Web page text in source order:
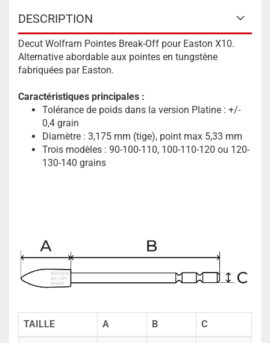
DESCRIPTION
Decut Wolfram Pointes Break-Off pour Easton X10.
Alternative abordable aux pointes en tungstène
fabriquées par Easton.
Caractéristiques principales :
Tolérance de poids dans la version Platine : +/-
0,4 grain
Diamètre : 3,175 mm (tige), point max 5,33 mm
Trois modèles : 90-100-110, 100-110-120 ou 120-
130-140 grains
TAILLE A B C